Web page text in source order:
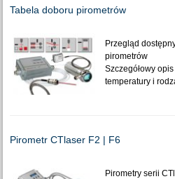
Tabela doboru pirometrów
Przegląd
pirometrów
Szczegółowy
temperatury i
Pirometr CTlaser F2 | F6
Pirometry serii